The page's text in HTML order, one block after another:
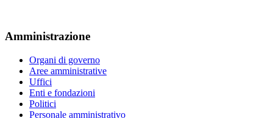
Amministrazione
Organi di governo
Aree amministrative
Uffici
Enti e fondazioni
Politici
Personale amministrativo